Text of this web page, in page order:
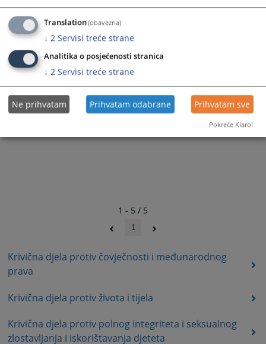
Krivična djela protiv čovječnosti i međunarodnog
prava
Krivična djela protiv života i tijela
Krivična djela protiv polnog integriteta i seksualnog
zlostavljanja i iskorištavanja djeteta
1 - 5 / 5
1
Translation(obavezna)
↓ 2 Servisi treće strane
Analitika o posjećenosti stranica
↓ 2 Servisi treće strane
Ne prihvatam Prihvatam odabrane Prihvatam sve
Pokreće Klaro!